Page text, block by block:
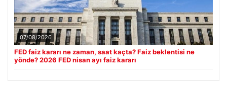
07/08/2026
FED faiz kararı ne zaman, saat kaçta? Faiz beklentisi ne
yönde? 2026 FED nisan ayı faiz kararı